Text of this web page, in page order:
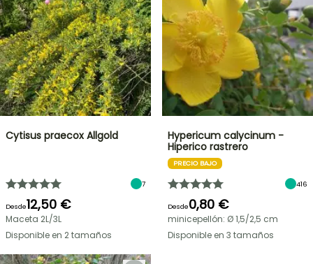
Cytisus praecox Allgold
7
Desde12,50 €
Maceta 2L/3L
Disponible en 2 tamaños
Hypericum calycinum -
Hiperico rastrero
PRECIO BAJO
416
Desde0,80 €
minicepellón: Ø 1,5/2,5 cm
Disponible en 3 tamaños